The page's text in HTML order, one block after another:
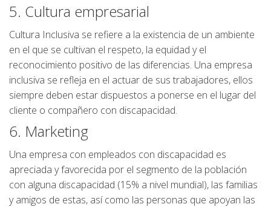
5. Cultura empresarial
Cultura Inclusiva se refiere a la existencia de un ambiente
en el que se cultivan el respeto, la equidad y el
reconocimiento positivo de las diferencias. Una empresa
inclusiva se refleja en el actuar de sus trabajadores, ellos
siempre deben estar dispuestos a ponerse en el lugar del
cliente o compañero con discapacidad.
6. Marketing
Una empresa con empleados con discapacidad es
apreciada y favorecida por el segmento de la población
con alguna discapacidad (15% a nivel mundial), las familias
y amigos de estas, así como las personas que apoyan las